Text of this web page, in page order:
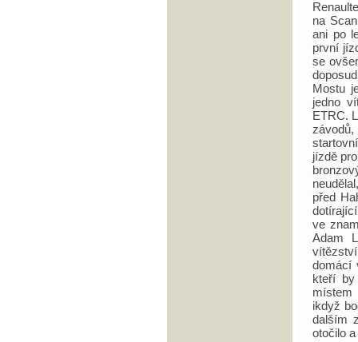
na
ani po
první
se
Mostu
jedno
ETRC.
jízdě
před
ve
Adam
domácí
kteří by
místem
ikdyž
dalším
otočilo